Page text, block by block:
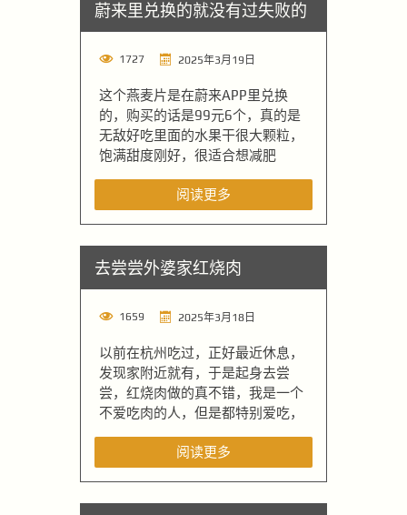
蔚来里兑换的就没有过失败的
1727 2025年3月19日
这个燕麦片是在蔚来APP里兑换
的，购买的话是99元6个，真的是
无敌好吃里面的水果干很大颗粒，
饱满甜度刚好，很适合想减肥
阅读更多
去尝尝外婆家红烧肉
1659 2025年3月18日
以前在杭州吃过，正好最近休息，
发现家附近就有，于是起身去尝
尝，红烧肉做的真不错，我是一个
不爱吃肉的人，但是都特别爱吃，
阅读更多